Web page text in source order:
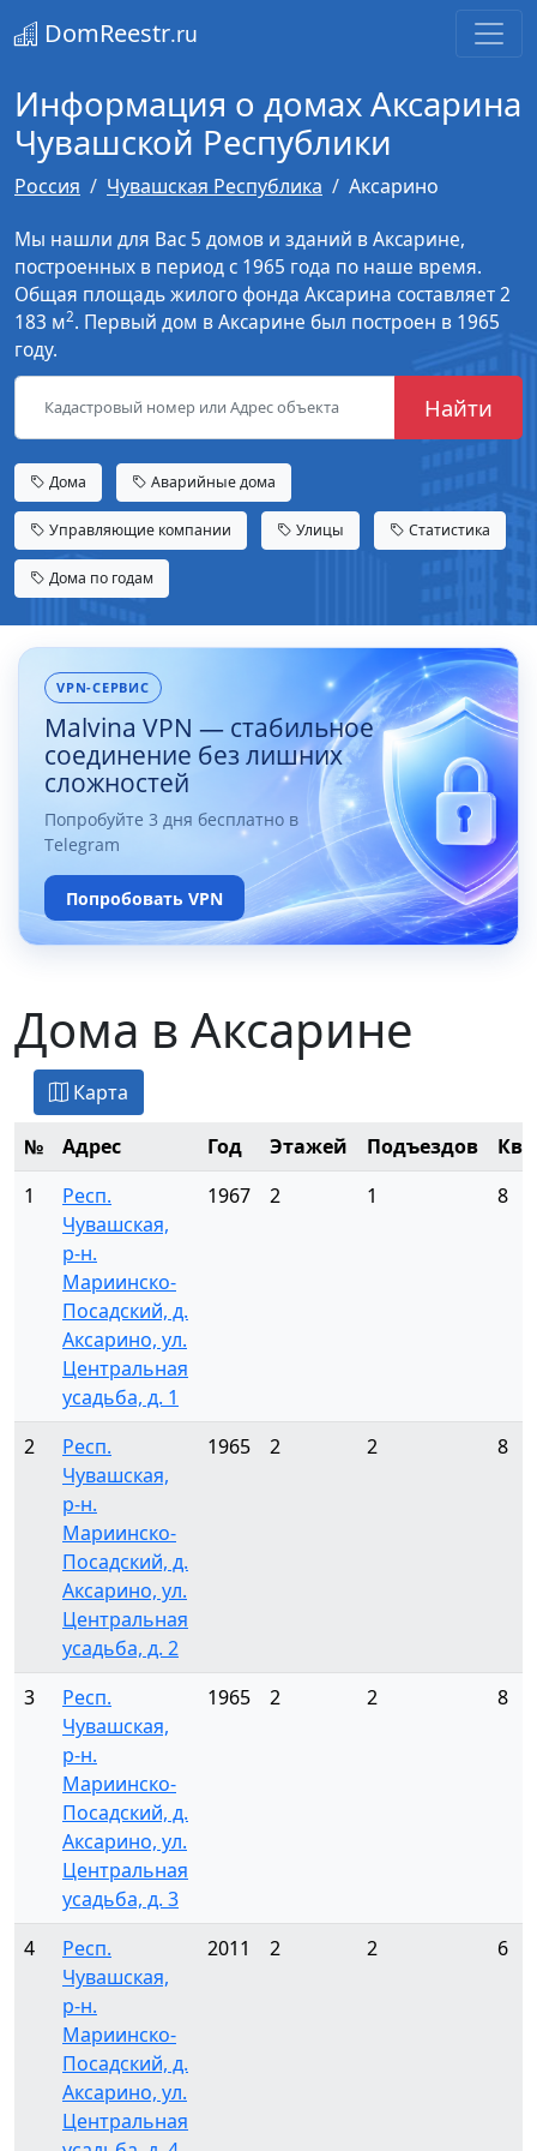
DomReestr.ru
Информация о домах Аксарина
Чувашской Республики
Россия Чувашская Республика
Аксарино
Мы нашли для Вас 5 домов и зданий в Аксарине,
построенных в период с 1965 года по наше время.
Общая площадь жилого фонда Аксарина составляет 2
183 м2. Первый дом в Аксарине был построен в 1965
году.
Найти
Дома Аварийные дома
Управляющие компании Улицы Статистика
Дома по годам
VPN-СЕРВИС
Malvina VPN — стабильное
соединение без лишних
сложностей
Попробуйте 3 дня бесплатно в
Telegram
Попробовать VPN
Дома в Аксарине
Карта
№ Адрес Год Этажей Подъездов
1
Респ.
Чувашская,
р-н.
Мариинско-
Посадский, д.
Аксарино, ул.
Центральная
усадьба, д. 1
1967 2 1 8
2
Респ.
Чувашская,
р-н.
Мариинско-
Посадский, д.
Аксарино, ул.
Центральная
усадьба, д. 2
1965 2 2 8
3
Респ.
Чувашская,
р-н.
Мариинско-
Посадский, д.
Аксарино, ул.
Центральная
усадьба, д. 3
1965 2 2 8
4
Респ.
Чувашская,
р-н.
Мариинско-
Посадский, д.
Аксарино, ул.
Центральная
2011 2 2 6